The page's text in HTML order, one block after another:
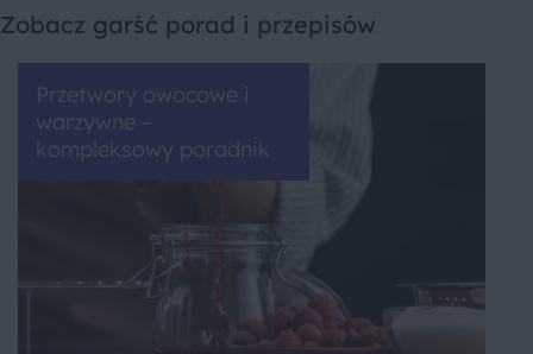
Zobacz garść porad i przepisów
Przetwory owocowe i
warzywne –
kompleksowy poradnik